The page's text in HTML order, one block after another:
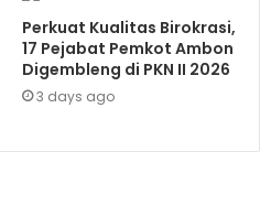
Perkuat Kualitas Birokrasi,
17 Pejabat Pemkot Ambon
Digembleng di PKN II 2026
3 days ago